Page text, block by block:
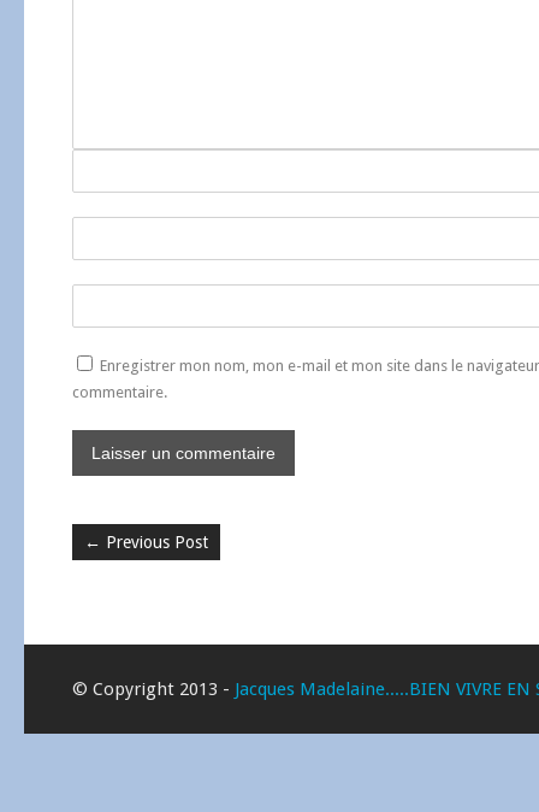
Enregistrer mon nom, mon e-mail et mon site dans le
commentaire.
← Previous Post
© Copyright 2013 - Jacques Madelaine.....BIEN VIVRE EN